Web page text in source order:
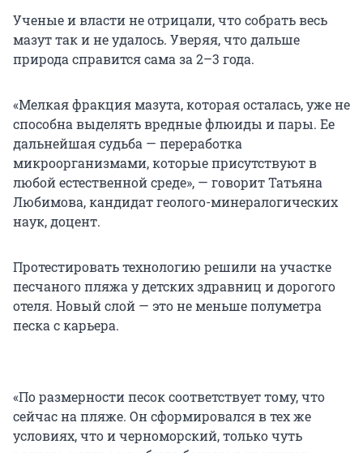
Ученые и власти не отрицали, что собрать весь
мазут так и не удалось. Уверяя, что дальше
природа справится сама за 2–3 года.
«Мелкая фракция мазута, которая осталась, уже не
способна выделять вредные флюиды и пары. Ее
дальнейшая судьба — переработка
микроорганизмами, которые присутствуют в
любой естественной среде», — говорит Татьяна
Любимова, кандидат геолого-минералогических
наук, доцент.
Протестировать технологию решили на участке
песчаного пляжа у детских здравниц и дорогого
отеля. Новый слой — это не меньше полуметра
песка с карьера.
«По размерности песок соответствует тому, что
сейчас на пляже. Он сформировался в тех же
условиях, что и черноморский, только чуть